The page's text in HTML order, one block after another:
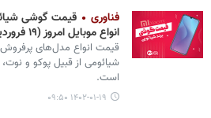
فناوری
قیمت گوشی‌
انواع موبایل امروز (۱۹ فروردین)
قیمت انواع مدل‌های
شیائومی از قبیل پوکو و
است.
۱۴۰۲-۰۱-۱۹ ۰۹:۵۰